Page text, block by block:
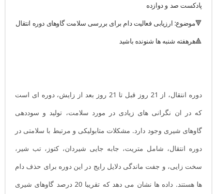
پادکست صد و دوازده
🔻موضوع: ارزیابی فعالیت دام برای بررسی سلامت گاوهای دوره انتقال
🔺هرهفته شنبه ها شنونده باشید
دوره انتقال، از 21 روز قبل تا 21 روز بعد از زایش، دوره ای است
که در ان نگرانی های زیادی در مورد سلامت، تولید و سوددهی
گاوهای شیری وجود دارد. مشکلات متابولیکی و مرتبط با سلامتی در
دوره انتقال، شامل متریت، جابه جایی شیردان، کتوز، تب شیر،
سخت زایی، و جفت ماندگی دلایل رایج در این دوره برای حذف دام
ها هستند. داده ها نشان می دهد که تقریبا 20 درصد گاوهای شیری